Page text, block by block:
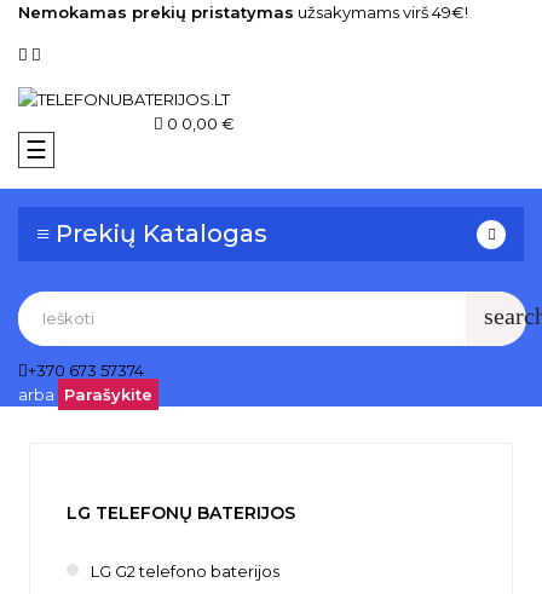
Nemokamas prekių pristatymas užsakymams virš 49€!
Toggle
navigation
☰
0 0,00 €
≡ Prekių Katalogas
+370 673 57374
arba
Parašykite
LG TELEFONŲ BATERIJOS
LG G2 telefono baterijos